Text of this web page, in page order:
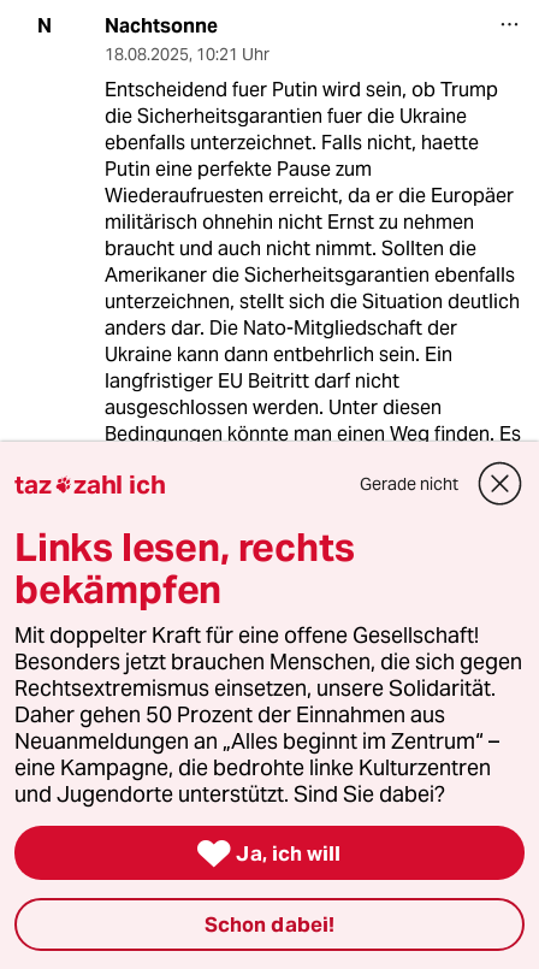
N Nachtsonne
18.08.2025, 10:21 Uhr
Entscheidend fuer Putin wird sein, ob Trump
die Sicherheitsgarantien fuer die Ukraine
ebenfalls unterzeichnet. Falls nicht, haette
Putin eine perfekte Pause zum
Wiederaufruesten erreicht, da er die Europäer
militärisch ohnehin nicht Ernst zu nehmen
braucht und auch nicht nimmt. Sollten die
Amerikaner die Sicherheitsgarantien ebenfalls
unterzeichnen, stellt sich die Situation deutlich
anders dar. Die Nato-Mitgliedschaft der
Ukraine kann dann entbehrlich sein. Ein
langfristiger EU Beitritt darf nicht
ausgeschlossen werden. Unter diesen
Bedingungen könnte man einen Weg finden. Es
ist bitter, aber die Kriegsverbrecher werden in
keinem Fall zur Verantwortung gezogen und
auf dem Verhandlungswege sind die besetzten
Gebiete fuer die Ukraine verloren.
RG Reinhardt Gutsche
18.08.2025,10:03 Uhr
Hat sich der Okzident verzockt?
Zitat: „So bekennen sich die europäischen
Länder schon seit einer Weile nicht mehr
ausdrücklich zu den völkerrechtlich geltenden
Grenzen der Ukraine. Schon vor einer Woche
erklärten sie stattdessen die aktuelle Frontlinie
zum „Ausgangspunkt“ von
Friedensgesprächen.“
Dem damaligen NATO-Generalsekretär
Stoltenberg war schon 2023 die Einsicht
taz zahl ich Gerade nicht
Links lesen, rechts
bekämpfen
Mit doppelter Kraft für eine offene Gesellschaft!
Besonders jetzt brauchen Menschen, die sich gegen
Rechtsextremismus einsetzen, unsere Solidarität.
Daher gehen 50 Prozent der Einnahmen aus
Neuanmeldungen an „Alles beginnt im Zentrum“ –
eine Kampagne, die bedrohte linke Kulturzentren
und Jugendorte unterstützt. Sind Sie dabei?
 Ja, ich will
Schon dabei!